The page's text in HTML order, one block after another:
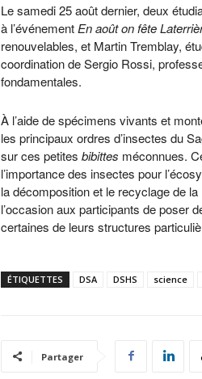
Le samedi 25 août dernier, deux
à l’événement En août on fête
renouvelables, et Martin Tremblay,
coordination de Sergio Rossi,
fondamentales.
À l’aide de spécimens vivants et
les principaux ordres d’insectes du
sur ces petites bibittes méconnues.
l’importance des insectes pour
la décomposition et le recyclage de
l’occasion aux participants de poser
certaines de leurs structures
ÉTIQUETTES DSA DSHS science
Partager